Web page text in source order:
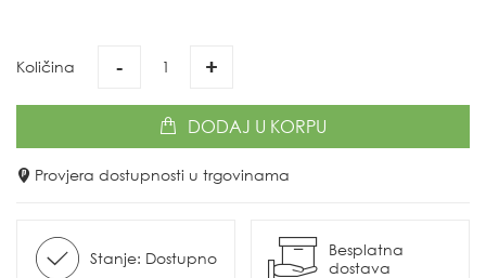
Količina - +
DODAJ U KORPU
Provjera dostupnosti u trgovinama
Stanje: Dostupno
Besplatna
dostava